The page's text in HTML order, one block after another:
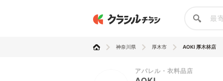
神奈川県 厚木市 AOKI 厚木林店
アパレル・衣料品店